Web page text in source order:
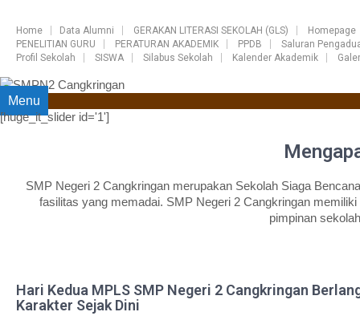
Home Data Alumni GERAKAN LITERASI SEKOLAH (GLS)
Homepage
PENELITIAN GURU
PERATURAN AKADEMIK PPDB
Saluran
Profil Sekolah
SISWA Silabus Sekolah Kalender Akademik
Menu
[huge_it_slider id='1']
SMP Negeri 2 Cangkringan merupakan Sekolah Siaga
fasilitas yang memadai. SMP Negeri 2 Cangkringan
pimpinan
Hari Kedua MPLS SMP Negeri 2 Cangkringan
Karakter Sejak Dini